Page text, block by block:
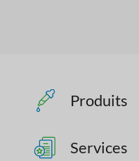
Produits
Services